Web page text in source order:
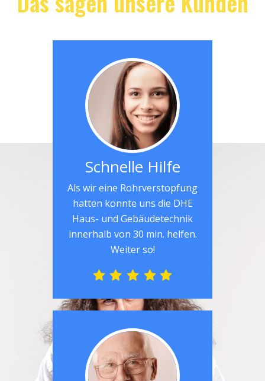
Schnelle Hilfe
Als wir eine Rohrverstopfung
hatten konnte uns die DHE
Haus- und Gebäudetechnik
innerhalb von 30 min. helfen.
Weiter so!